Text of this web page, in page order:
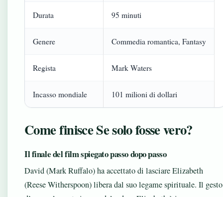
Durata 95 minuti
Genere Commedia romantica, Fantasy
Regista Mark Waters
Incasso mondiale 101 milioni di dollari
Come finisce Se solo fosse vero?
Il finale del film spiegato passo dopo passo
David (Mark Ruffalo) ha accettato di lasciare Elizabeth
(Reese Witherspoon) libera dal suo legame spirituale. Il gesto